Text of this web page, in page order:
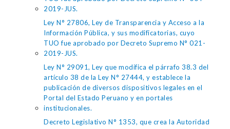
2019-JUS.
Ley N° 27806, Ley de Transparencia y Acceso a la
Información Pública, y sus modificatorias, cuyo
TUO fue aprobado por Decreto Supremo N° 021-
2019-JUS.
Ley N° 29091, Ley que modifica el párrafo 38.3 del
artículo 38 de la Ley N° 27444, y establece la
publicación de diversos dispositivos legales en el
Portal del Estado Peruano y en portales
institucionales.
Decreto Legislativo N° 1353, que crea la Autoridad